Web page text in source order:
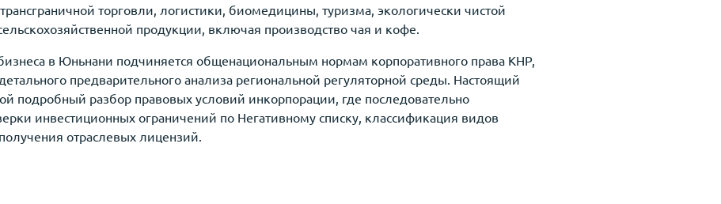
торговли, логистики, биомедицины, туризма, экологически чистой
продукции, включая производство чая и кофе.
в Юньнани подчиняется общенациональным нормам корпоративного права КНР,
предварительного анализа региональной регуляторной среды. Настоящий
подробный разбор правовых условий инкорпорации, где последовательно
инвестиционных ограничений по Негативному списку, классификация видов
отраслевых лицензий.